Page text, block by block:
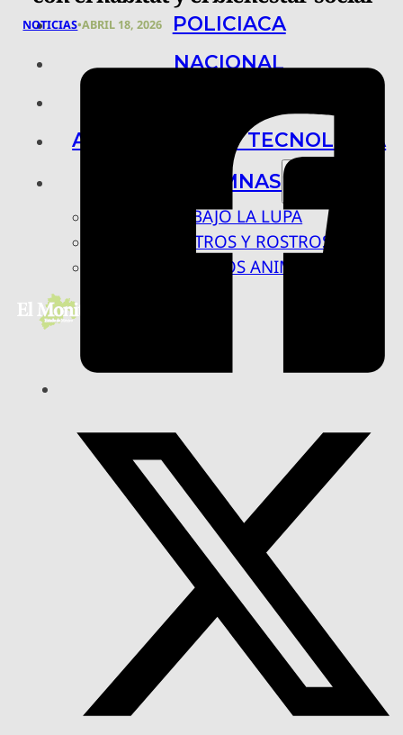
POLICIACA
NACIONAL
ARTE, CIENCIA Y TECNOLOGÍA
COLUMNAS
BAJO LA LUPA
RASTROS Y ROSTROS
VÍNCULOS ANIMALES
NOTICIAS•ABRIL 18, 2026